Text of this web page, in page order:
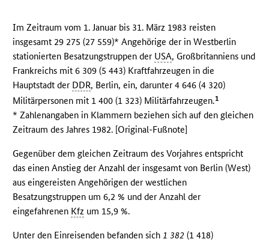
Im Zeitraum vom 1. Januar bis 31. März 1983 reisten
insgesamt 29 275 (27 559)* Angehörige der in Westberlin
stationierten Besatzungstruppen der USA, Großbritanniens und
Frankreichs mit 6 309 (5 443) Kraftfahrzeugen in die
Hauptstadt der DDR, Berlin, ein, darunter 4 646 (4 320)
Militärpersonen mit 1 400 (1 323) Militärfahrzeugen.1
* Zahlenangaben in Klammern beziehen sich auf den gleichen
Zeitraum des Jahres 1982. [Original-Fußnote]
Gegenüber dem gleichen Zeitraum des Vorjahres entspricht
das einen Anstieg der Anzahl der insgesamt von Berlin (West)
aus eingereisten Angehörigen der westlichen
Besatzungstruppen um 6,2 % und der Anzahl der
eingefahrenen Kfz um 15,9 %.
Unter den Einreisenden befanden sich1 382 (1 418)